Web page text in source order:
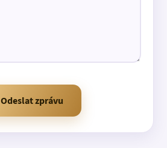
Odeslat zprávu